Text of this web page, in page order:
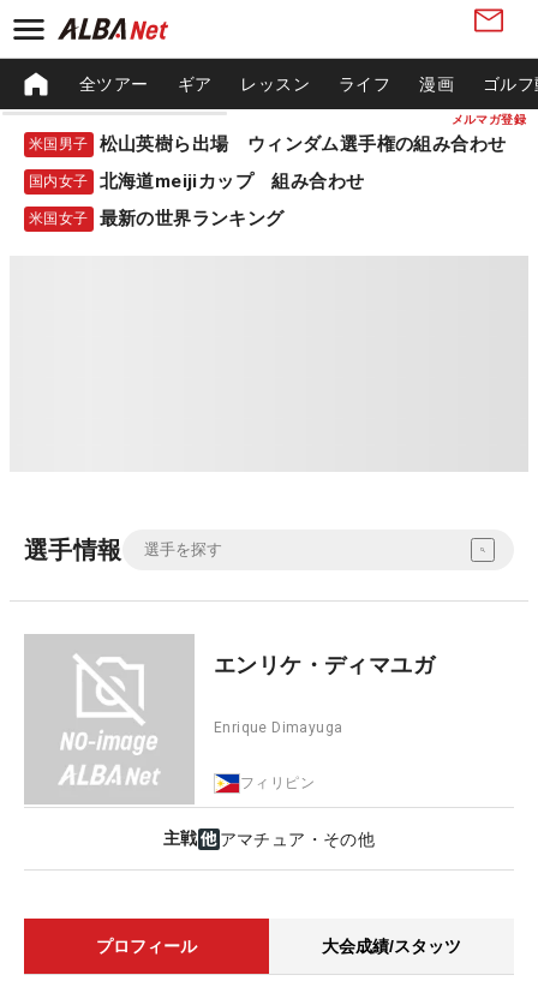
メルマガ登録
全ツアー ギア レッスン ライフ 漫画 ゴル
米国男子 松山英樹ら出場 ウィンダム選手権の組み合わせ
国内女子 北海道meijiカップ 組み合わせ
米国女子 最新の世界ランキング
選手情報
エンリケ・ディマユガ
Enrique Dimayuga
フィリピン
主戦 アマチュア・その他
プロフィール 大会成績/スタッツ